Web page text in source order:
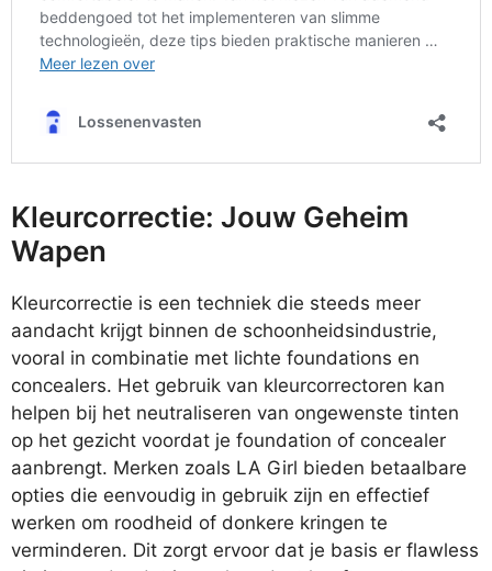
Kleurcorrectie: Jouw Geheim
Wapen
Kleurcorrectie is een techniek die steeds meer
aandacht krijgt binnen de schoonheidsindustrie,
vooral in combinatie met lichte foundations en
concealers. Het gebruik van kleurcorrectoren kan
helpen bij het neutraliseren van ongewenste tinten
op het gezicht voordat je foundation of concealer
aanbrengt. Merken zoals LA Girl bieden betaalbare
opties die eenvoudig in gebruik zijn en effectief
werken om roodheid of donkere kringen te
verminderen. Dit zorgt ervoor dat je basis er flawless